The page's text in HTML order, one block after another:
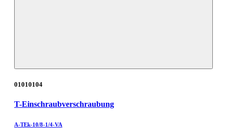
01010104
T-Einschraubverschraubung
A-TEk-10/8-1/4-VA